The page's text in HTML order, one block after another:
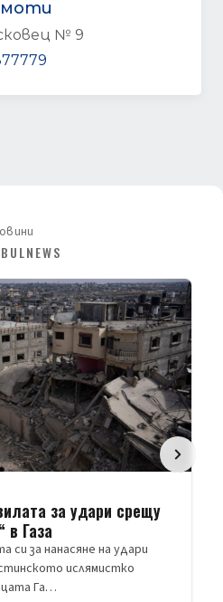
№ 9
за удари срещу
в Газа
си за нанасяне на удари
ислямистко
Га…